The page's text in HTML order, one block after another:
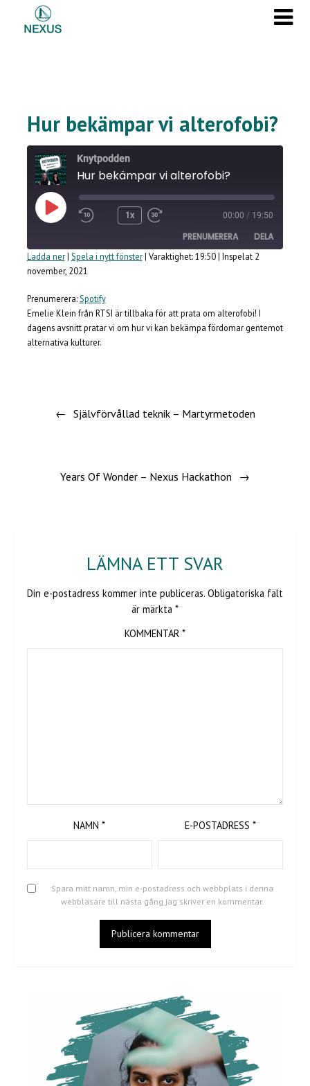
Hur bekämpar vi alterofobi?
Knytpodden
Hur bekämpar vi alterofobi?
Spela
avsnitt
1x 00:00 / 19:50
PRENUMERERA DELA
Spotify
RSS-
FLÖDE
DELA
LÄNK
BÄDDA IN
Ladda ner| Spela i nytt fönster| Varaktighet: 19:50| Inspelat 2
november, 2021
Prenumerera: Spotify
Emelie Klein från RTSI är tillbaka för att prata om alterofobi! I
dagens avsnitt pratar vi om hur vi kan bekämpa fördomar gentemot
alternativa kulturer.
Självförvållad teknik – Martyrmetoden
Years Of Wonder – Nexus Hackathon
LÄMNA ETT SVAR
Din e-postadress kommer inte publiceras. Obligatoriska fält
är märkta *
KOMMENTAR *
NAMN* E-POSTADRESS*
Spara mitt namn, min e-postadress och webbplats i denna
webbläsare till nästa gång jag skriver en kommentar.